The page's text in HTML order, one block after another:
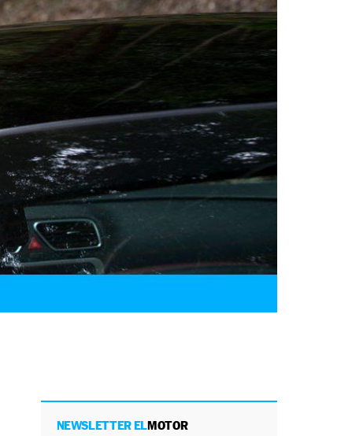
NEWSLETTER ELMOTOR